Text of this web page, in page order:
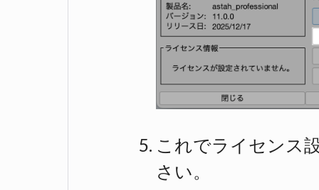
これでライセンス
さい。